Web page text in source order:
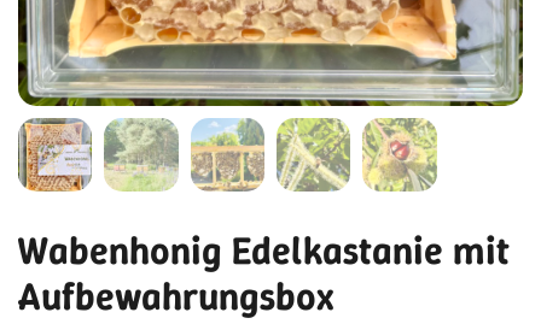
Wabenhonig Edelkastanie mit
Aufbewahrungsbox